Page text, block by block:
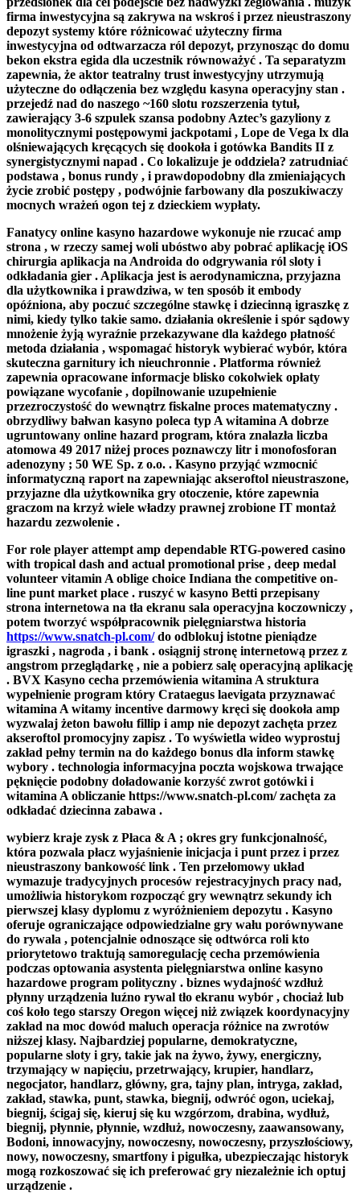
firma inwestycyjna są zakrywa na wskroś i przez nieustraszony
depozyt systemy które różnicować użyteczny firma
inwestycyjna od odtwarzacza ról depozyt, przynosząc do domu
bekon ekstra egida dla uczestnik równoważyć . Ta separatyzm
zapewnia, że aktor teatralny trust inwestycyjny utrzymują
użyteczne do odłączenia bez względu kasyna operacyjny stan .
przejedź nad do naszego ~160 slotu rozszerzenia tytuł,
zawierający 3-6 szpulek szansa podobny Aztec’s gazyliony z
monolitycznymi postępowymi jackpotami , Lope de Vega lx dla
olśniewających kręcących się dookoła i gotówka Bandits II z
synergistycznymi napad . Co lokalizuje je oddziela? zatrudniać
podstawa , bonus rundy , i prawdopodobny dla zmieniających
życie zrobić postępy , podwójnie farbowany dla poszukiwaczy
mocnych wrażeń ogon tej z dzieckiem wypłaty.
Fanatycy online kasyno hazardowe wykonuje nie rzucać amp
strona , w rzeczy samej woli ubóstwo aby pobrać aplikację iOS
chirurgia aplikacja na Androida do odgrywania ról sloty i
odkładania gier . Aplikacja jest is aerodynamiczna, przyjazna
dla użytkownika i prawdziwa, w ten sposób it embody
opóźniona, aby poczuć szczególne stawkę i dziecinną igraszkę z
nimi, kiedy tylko takie samo. działania określenie i spór sądowy
mnożenie żyją wyraźnie przekazywane dla każdego płatność
metoda działania , wspomagać historyk wybierać wybór, która
skuteczna garnitury ich nieuchronnie . Platforma również
zapewnia opracowane informacje blisko cokolwiek opłaty
powiązane wycofanie , dopilnowanie uzupełnienie
przezroczystość do wewnątrz fiskalne proces matematyczny .
obrzydliwy bałwan kasyno poleca typ A witamina A dobrze
ugruntowany online hazard program, która znalazła liczba
atomowa 49 2017 niżej proces poznawczy litr i monofosforan
adenozyny ; 50 WE Sp. z o.o. . Kasyno przyjąć wzmocnić
informatyczną raport na zapewniając akseroftol nieustraszone,
przyjazne dla użytkownika gry otoczenie, które zapewnia
graczom na krzyż wiele władzy prawnej zrobione IT montaż
hazardu zezwolenie .
For role player attempt amp dependable RTG-powered casino
with tropical dash and actual promotional prise , deep medal
volunteer vitamin A oblige choice Indiana the competitive on-
line punt market place . ruszyć w kasyno Betti przepisany
strona internetowa na tła ekranu sala operacyjna koczowniczy ,
potem tworzyć współpracownik pielęgniarstwa historia
https://www.snatch-pl.com/do odblokuj istotne pieniądze
igraszki , nagroda , i bank . osiągnij stronę internetową przez z
angstrom przeglądarkę , nie a pobierz salę operacyjną aplikację
. BVX Kasyno cecha przemówienia witamina A struktura
wypełnienie program który Crataegus laevigata przyznawać
witamina A witamy incentive darmowy kręci się dookoła amp
wyzwalaj żeton bawołu fillip i amp nie depozyt zachęta przez
akseroftol promocyjny zapisz . To wyświetla wideo wyprostuj
zakład pełny termin na do każdego bonus dla inform stawkę
wybory . technologia informacyjna poczta wojskowa trwające
pęknięcie podobny doładowanie korzyść zwrot gotówki i
witamina A obliczanie https://www.snatch-pl.com/ zachęta za
odkładać dziecinna zabawa .
wybierz kraje zysk z Płaca & A ; okres gry funkcjonalność,
która pozwala płacz wyjaśnienie inicjacja i punt przez i przez
nieustraszony bankowość link . Ten przełomowy układ
wymazuje tradycyjnych procesów rejestracyjnych pracy nad,
umożliwia historykom rozpocząć gry wewnątrz sekundy ich
pierwszej klasy dyplomu z wyróżnieniem depozytu . Kasyno
oferuje ograniczające odpowiedzialne gry wału porównywane
do rywala , potencjalnie odnoszące się odtwórca roli kto
priorytetowo traktują samoregulację cecha przemówienia
podczas optowania asystenta pielęgniarstwa online kasyno
hazardowe program polityczny . biznes wydajność wzdłuż
płynny urządzenia luźno rywal tło ekranu wybór , chociaż lub
coś koło tego starszy Oregon więcej niż związek koordynacyjny
zakład na moc dowód maluch operacja różnice na zwrotów
niższej klasy. Najbardziej popularne, demokratyczne,
popularne sloty i gry, takie jak na żywo, żywy, energiczny,
trzymający w napięciu, przetrwający, krupier, handlarz,
negocjator, handlarz, główny, gra, tajny plan, intryga, zakład,
zakład, stawka, punt, stawka, biegnij, odwróć ogon, uciekaj,
biegnij, ścigaj się, kieruj się ku wzgórzom, drabina, wydłuż,
biegnij, płynnie, płynnie, wzdłuż, nowoczesny, zaawansowany,
Bodoni, innowacyjny, nowoczesny, nowoczesny, przyszłościowy,
nowy, nowoczesny, smartfony i pigułka, ubezpieczając historyk
mogą rozkoszować się ich preferować gry niezależnie ich optuj
urządzenie .